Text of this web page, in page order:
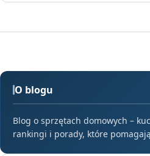
O blogu
Blog o sprzętach domowych –
rankingi i porady, które